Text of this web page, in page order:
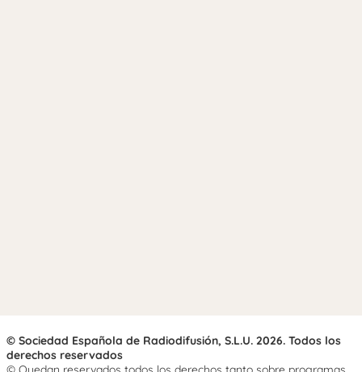
© Sociedad Española de Radiodifusión, S.L.U. 2026. Todos los
derechos reservados